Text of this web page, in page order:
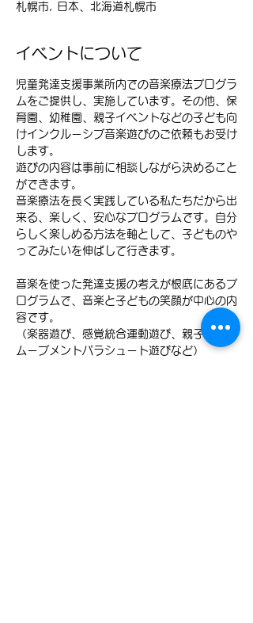
札幌市, 日本、北海道札幌市
イベントについて
児童発達支援事業所内での音楽療法プログラ
ムをご提供し、実施しています。その他、保
育園、幼稚園、親子イベントなどの子ども向
けインクルーシブ音楽遊びのご依頼もお受け
します。
遊びの内容は事前に相談しながら決めること
ができます。
音楽療法を長く実践している私たちだから出
来る、楽しく、安心なプログラムです。自分
らしく楽しめる方法を軸として、子どものや
ってみたいを伸ばして行きます。
音楽を使った発達支援の考えが根底にあるプ
ログラムで、音楽と子どもの笑顔が中心の内
容です。
（楽器遊び、感覚統合運動遊び、親子遊び、
ムーブメントパラシュート遊びなど）